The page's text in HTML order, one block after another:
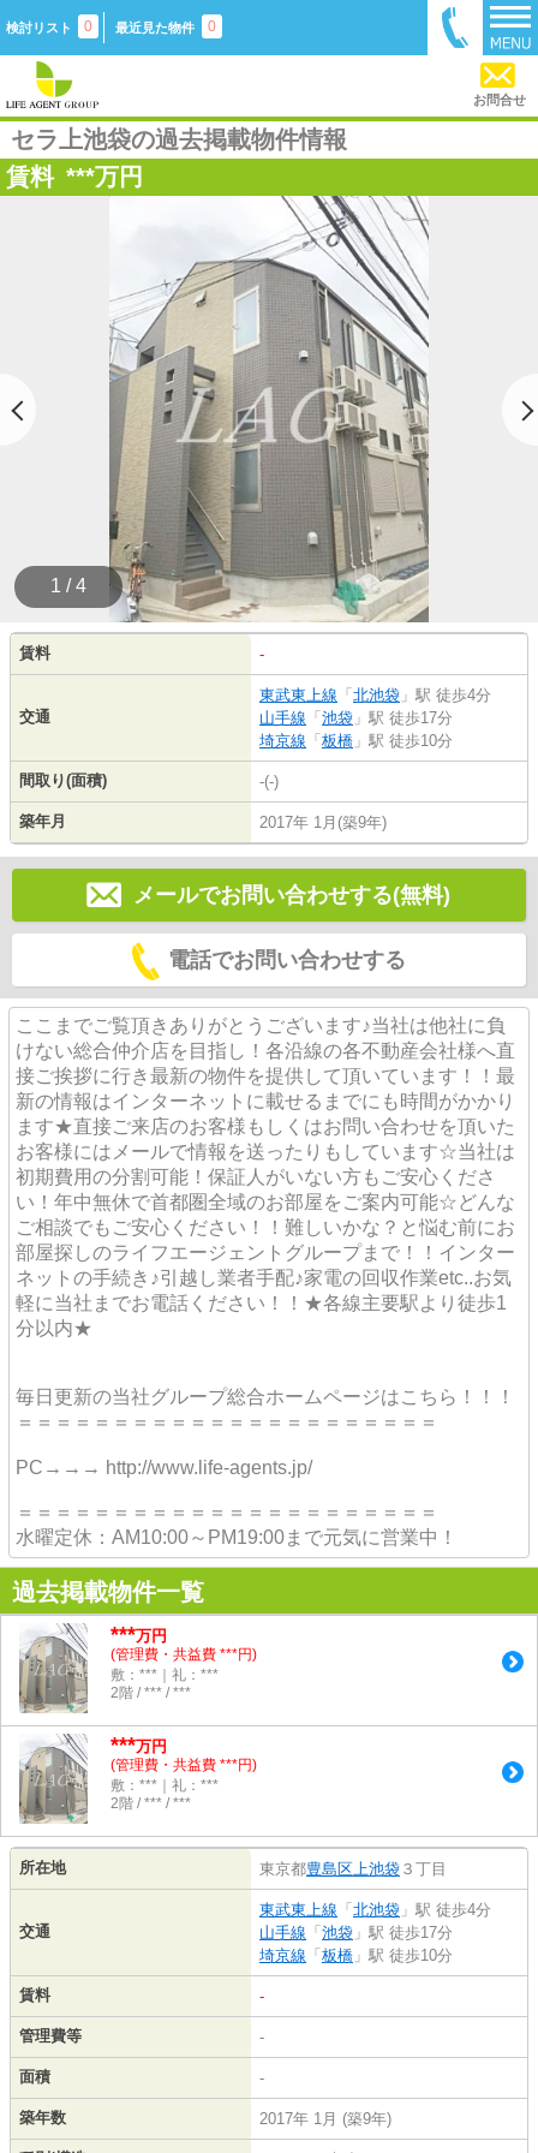
検討リスト 0 最近見た物件 0
お問合せ
セラ上池袋の過去掲載物件情報
賃料 ***万円
1 / 4
賃料 -
交通
東武東上線 「 北池袋 」駅 徒歩4分
山手線 「 池袋 」駅 徒歩17分
埼京線 「 板橋 」駅 徒歩10分
間取り(面積) -(-)
築年月 2017年 1月(築9年)
メールでお問い合わせする(無料)
電話でお問い合わせする
ここまでご覧頂きありがとうございます♪当社は他社に負
けない総合仲介店を目指し！各沿線の各不動産会社様へ直
接ご挨拶に行き最新の物件を提供して頂いています！！最
新の情報はインターネットに載せるまでにも時間がかかり
ます★直接ご来店のお客様もしくはお問い合わせを頂いた
お客様にはメールで情報を送ったりもしています☆当社は
初期費用の分割可能！保証人がいない方もご安心くださ
い！年中無休で首都圏全域のお部屋をご案内可能☆どんな
ご相談でもご安心ください！！難しいかな？と悩む前にお
部屋探しのライフエージェントグループまで！！インター
ネットの手続き♪引越し業者手配♪家電の回収作業etc..お気
軽に当社までお電話ください！！★各線主要駅より徒歩1
分以内★
毎日更新の当社グループ総合ホームページはこちら！！！
＝＝＝＝＝＝＝＝＝＝＝＝＝＝＝＝＝＝＝＝＝＝
PC→→→ http://www.life-agents.jp/
＝＝＝＝＝＝＝＝＝＝＝＝＝＝＝＝＝＝＝＝＝＝
水曜定休：AM10:00～PM19:00まで元気に営業中！
過去掲載物件一覧
***万円
(管理費・共益費 ***円)
敷：***｜礼：***
2階 / *** / ***
***万円
(管理費・共益費 ***円)
敷：***｜礼：***
2階 / *** / ***
所在地 東京都豊島区上池袋 ３丁目
交通
東武東上線 「 北池袋 」駅 徒歩4分
山手線 「 池袋 」駅 徒歩17分
埼京線 「 板橋 」駅 徒歩10分
賃料 -
管理費等 -
面積 -
築年数 2017年 1月 (築9年)